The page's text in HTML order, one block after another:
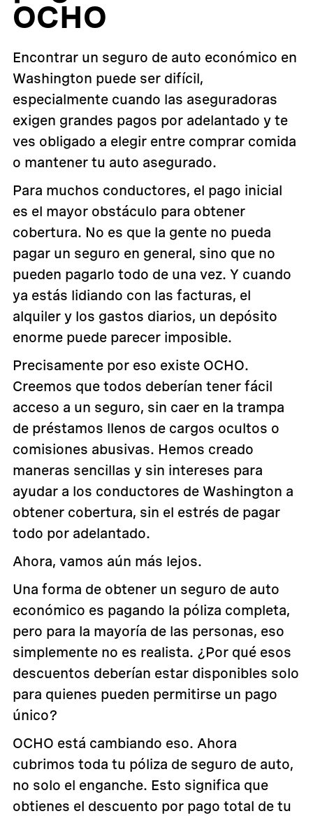
OCHO
Encontrar un seguro de auto económico en
Washington puede ser difícil,
especialmente cuando las aseguradoras
exigen grandes pagos por adelantado y te
ves obligado a elegir entre comprar comida
o mantener tu auto asegurado.
Para muchos conductores, el pago inicial
es el mayor obstáculo para obtener
cobertura. No es que la gente no pueda
pagar un seguro en general, sino que no
pueden pagarlo todo de una vez. Y cuando
ya estás lidiando con las facturas, el
alquiler y los gastos diarios, un depósito
enorme puede parecer imposible.
Precisamente por eso existe OCHO.
Creemos que todos deberían tener fácil
acceso a un seguro, sin caer en la trampa
de préstamos llenos de cargos ocultos o
comisiones abusivas. Hemos creado
maneras sencillas y sin intereses para
ayudar a los conductores de Washington a
obtener cobertura, sin el estrés de pagar
todo por adelantado.
Ahora, vamos aún más lejos.
Una forma de obtener un seguro de auto
económico es pagando la póliza completa,
pero para la mayoría de las personas, eso
simplemente no es realista. ¿Por qué esos
descuentos deberían estar disponibles solo
para quienes pueden permitirse un pago
único?
OCHO está cambiando eso. Ahora
cubrimos toda tu póliza de seguro de auto,
no solo el enganche. Esto significa que
obtienes el descuento por pago total de tu